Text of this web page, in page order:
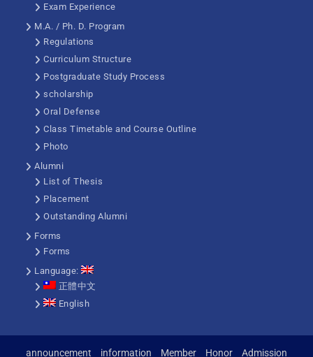
Exam Experience
M.A. / Ph. D. Program
Regulations
Curriculum Structure
Postgraduate Study Process
scholarship
Oral Defense
Class Timetable and Course Outline
Photo
Alumni
List of Thesis
Placement
Outstanding Alumni
Forms
Forms
Language:
正體中文
English
announcement information Member Honor Admission